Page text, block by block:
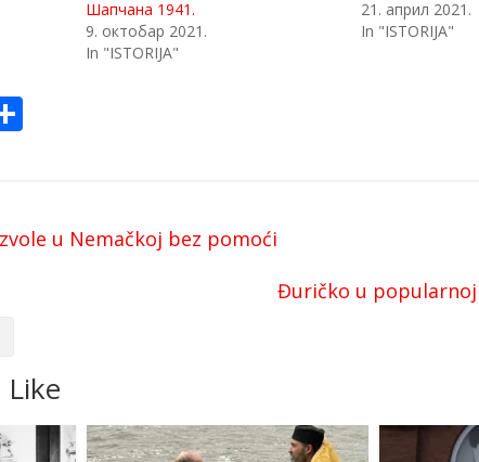
Шапчана 1941.
9. октобар 2021.
In "ISTORIJA"
21. април 2021.
In "ISTORIJA"
u Nemačkoj bez pomoći
Đuričko u
Like